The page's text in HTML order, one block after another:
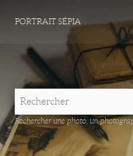
PORTRAIT SÉPIA
Rechercher une photo, un